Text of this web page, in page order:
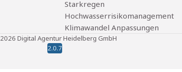
Starkregen
Hochwasserrisikomanagement
Klimawandel Anpassungen
2026 Digital Agentur Heidelberg GmbH
2.0.7